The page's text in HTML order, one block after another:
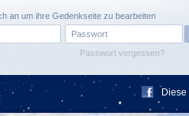
Passwort vergessen?
an um ihre Gedenkseite zu bearbeiten